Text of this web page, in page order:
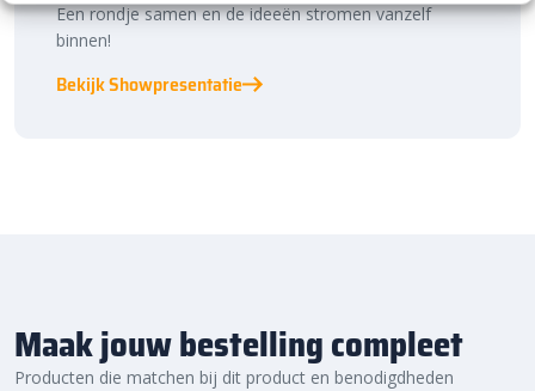
Een rondje samen en de ideeën stromen vanzelf
binnen!
Bekijk Showpresentatie
Maak jouw bestelling compleet
Producten die matchen bij dit product en benodigdheden